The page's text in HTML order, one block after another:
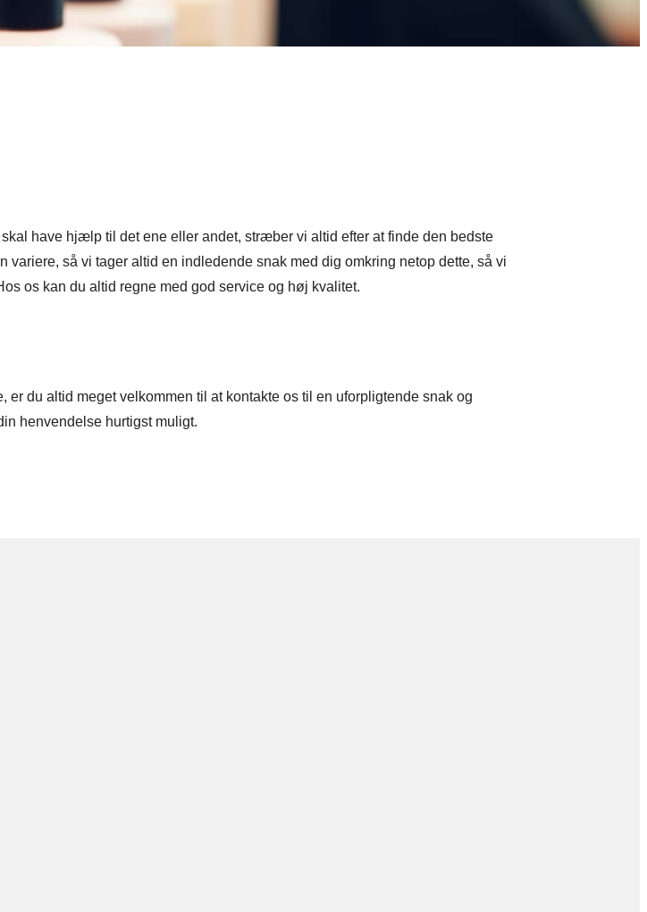
have hjælp til det ene eller andet, stræber vi altid efter at finde den bedste
så vi tager altid en indledende snak med dig omkring netop dette, så vi
os kan du altid regne med god service og høj kvalitet.
du altid meget velkommen til at kontakte os til en uforpligtende snak og
henvendelse hurtigst muligt.